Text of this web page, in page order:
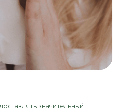
значительный